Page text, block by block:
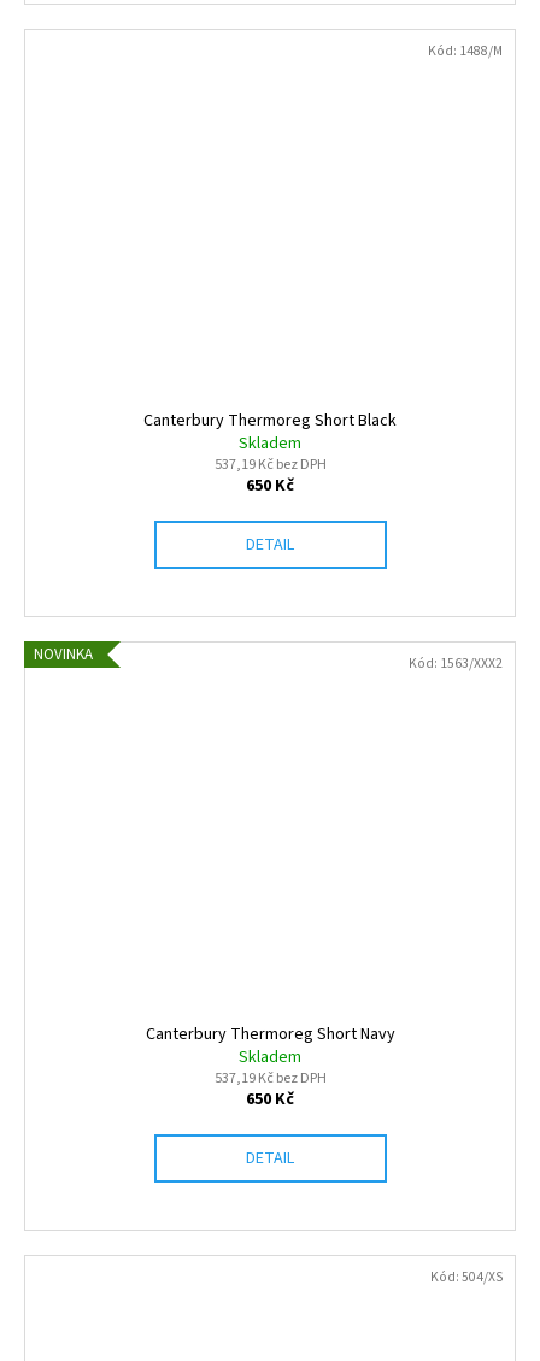
Canterbury Thermoreg Short Black
Skladem
537,19 Kč bez DPH
650 Kč
DETAIL
Kód: 1488/M
NOVINKA
Canterbury Thermoreg Short Navy
Skladem
537,19 Kč bez DPH
650 Kč
DETAIL
Kód: 1563/XXX2
Kód:504/XS